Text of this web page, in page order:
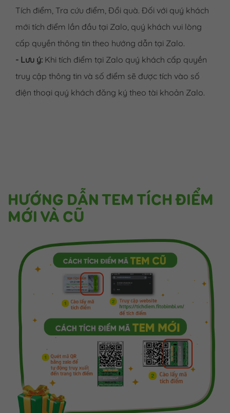
Tích điểm, Tra cứu điểm, Đổi quà. Đối với quý khách
mới tích điểm lần đầu tại Zalo, quý khách vui lòng
cấp quyền thông tin theo hướng dẫn tại Zalo.
- Lưu ý: Khi tích điểm tại Zalo quý khách cấp quyền
truy cập thông tin và số điểm sẽ được tích vào số
điện thoại quý khách đăng ký theo tài khoản Zalo.
HƯỚNG DẪN TEM TÍCH ĐIỂM
MỚI VÀ CŨ